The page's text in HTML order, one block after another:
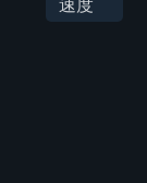
速度